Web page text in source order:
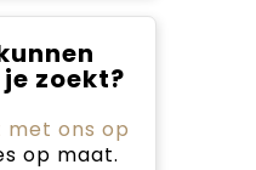
zoekt?
ons op
op maat.